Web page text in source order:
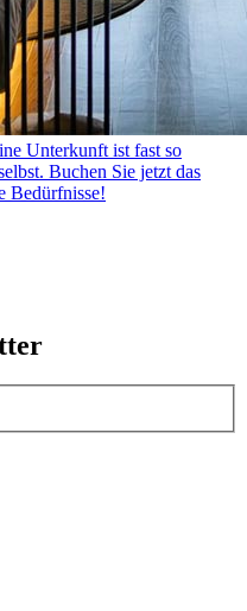
Unterkunft ist fast so
Buchen Sie jetzt das
Bedürfnisse!